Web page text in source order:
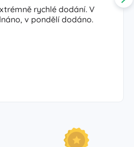
rychlé dodání. V
v pondělí dodáno.